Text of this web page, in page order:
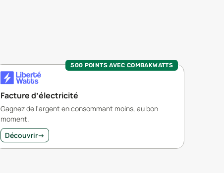
500 POINTS AVEC COMBAKWATTS
Facture d’électricité
Gagnez de l'argent en consommant moins, au bon
moment.
Découvrir→